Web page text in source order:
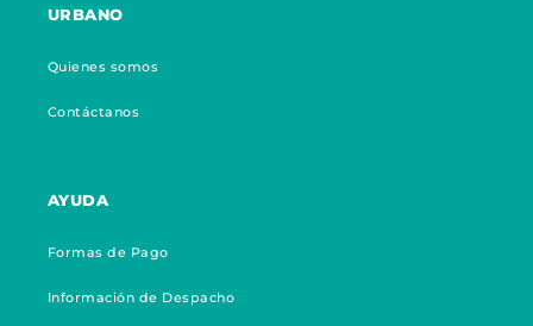
URBANO
Quienes somos
Contáctanos
AYUDA
Formas de Pago
Información de Despacho